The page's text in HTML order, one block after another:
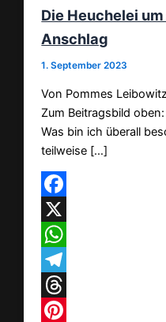
Die Heuchelei
Anschlag
1. September 2023
Von Pommes
Zum Beitragsbild
Was bin ich überall
teilweise […]
Facebook
X
WhatsApp
Telegram
Threads